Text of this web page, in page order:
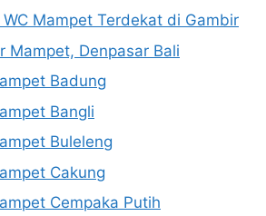
Mampet Terdekat di Gambir
Mampet, Denpasar Bali
Badung
Bangli
Buleleng
Cakung
Cempaka Putih